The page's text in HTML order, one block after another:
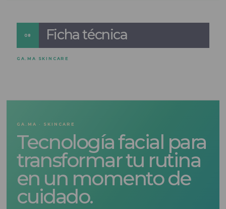
08 Ficha técnica
GA.MA SKINCARE
GA.MA · SKINCARE
Tecnología facial para
transformar tu rutina
en un momento de
cuidado.